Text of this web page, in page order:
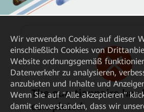
The questionnaire has
completed.
Wir verwenden Cookies auf dieser
einschließlich Cookies von
Website ordnungsgemäß
Datenverkehr zu analysieren,
anzubieten und Inhalte und
Wenn Sie auf "Alle akzeptieren"
damit einverstanden, dass wir